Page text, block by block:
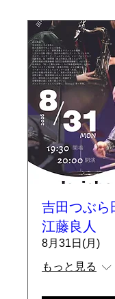
吉田つぶら
江藤良人
8月31日(月)
もっと見る